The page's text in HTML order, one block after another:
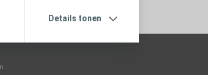
Details tonen